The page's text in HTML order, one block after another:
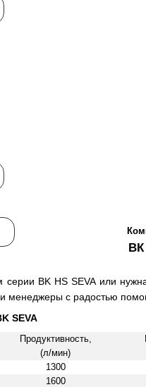
ВК
BK HS SEVA или
менеджеры с радостью
SEVA
Продуктивность,
(л/мин)
1300
1600